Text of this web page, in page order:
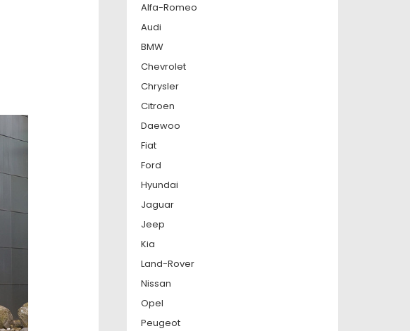
Alfa-Romeo
Audi
BMW
Chevrolet
Chrysler
Citroen
Daewoo
Fiat
Ford
Hyundai
Jaguar
Jeep
Kia
Land-Rover
Nissan
Opel
Peugeot